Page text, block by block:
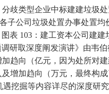
类型企业中标建建垃圾处
公司垃圾处置办事处置
103：建工资本公司建
取深度阐发演讲》由韦
趋向（亿元，因为处所对
增加趋向（万元，最终构
掘等内容详尽的深度研